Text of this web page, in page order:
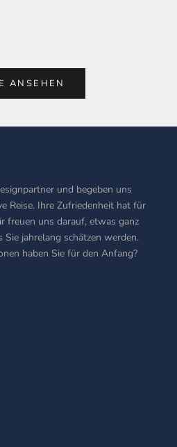
ANSEHEN
und begeben uns
Reise. Ihre Zufriedenheit hat für
freuen uns darauf, etwas ganz
Sie jahrelang schätzen werden.
haben Sie für den Anfang?